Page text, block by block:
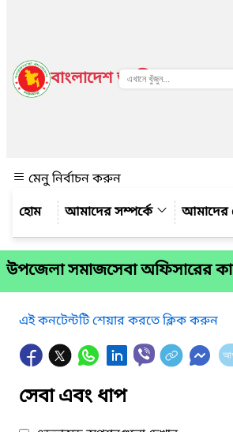
বাংলাদেশ জাতীয় তথ্য বাতায়ন
মেনু নির্বাচন করুন
আমাদের সম্পর্কে
আমাদের
উপজেলা সমাজসেবা অফিসারের
এই কনটেন্টটি শেয়ার করতে ক্লিক করুন
সেবা এবং ধাপ